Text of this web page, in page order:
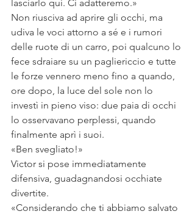
lasciarlo qui. Ci adatteremo.»
Non riusciva ad aprire gli occhi, ma
udiva le voci attorno a sé e i rumori
delle ruote di un carro, poi qualcuno lo
fece sdraiare su un pagliericcio e tutte
le forze vennero meno fino a quando,
ore dopo, la luce del sole non lo
investì in pieno viso: due paia di occhi
lo osservavano perplessi, quando
finalmente aprì i suoi.
«Ben svegliato!»
Victor si pose immediatamente
difensiva, guadagnandosi occhiate
divertite.
«Considerando che ti abbiamo salvato